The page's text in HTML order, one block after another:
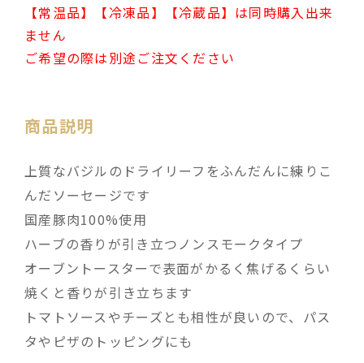
【常温品】【冷凍品】【冷蔵品】は同時購入出来
ません
ご希望の際は別途ご注文ください
商品説明
上質なバジルのドライリーフをふんだんに練りこ
んだソーセージです
国産豚肉100%使用
ハーブの香りが引き立つノンスモークタイプ
オーブントースターで表面がかるく焦げるくらい
焼くと香りが引き立ちます
トマトソースやチーズとも相性が良いので、パス
タやピザのトッピングにも